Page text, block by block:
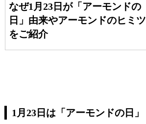
なぜ1月23日が「アーモンドの
日」由来やアーモンドのヒミツ
をご紹介
1月23日は「アーモンドの日」